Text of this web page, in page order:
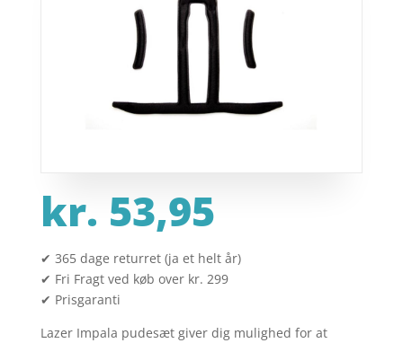
kr. 53,95
✔ 365 dage returret (ja et helt år)
✔ Fri Fragt ved køb over kr. 299
✔ Prisgaranti
Lazer Impala pudesæt giver dig mulighed for at